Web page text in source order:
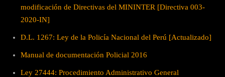
modificación de Directivas del MININTER [Directiva 003-
2020-IN]
D.L. 1267: Ley de la Policía Nacional del Perú [Actualizado]
Manual de documentación Policial 2016
Ley 27444: Procedimiento Administrativo General